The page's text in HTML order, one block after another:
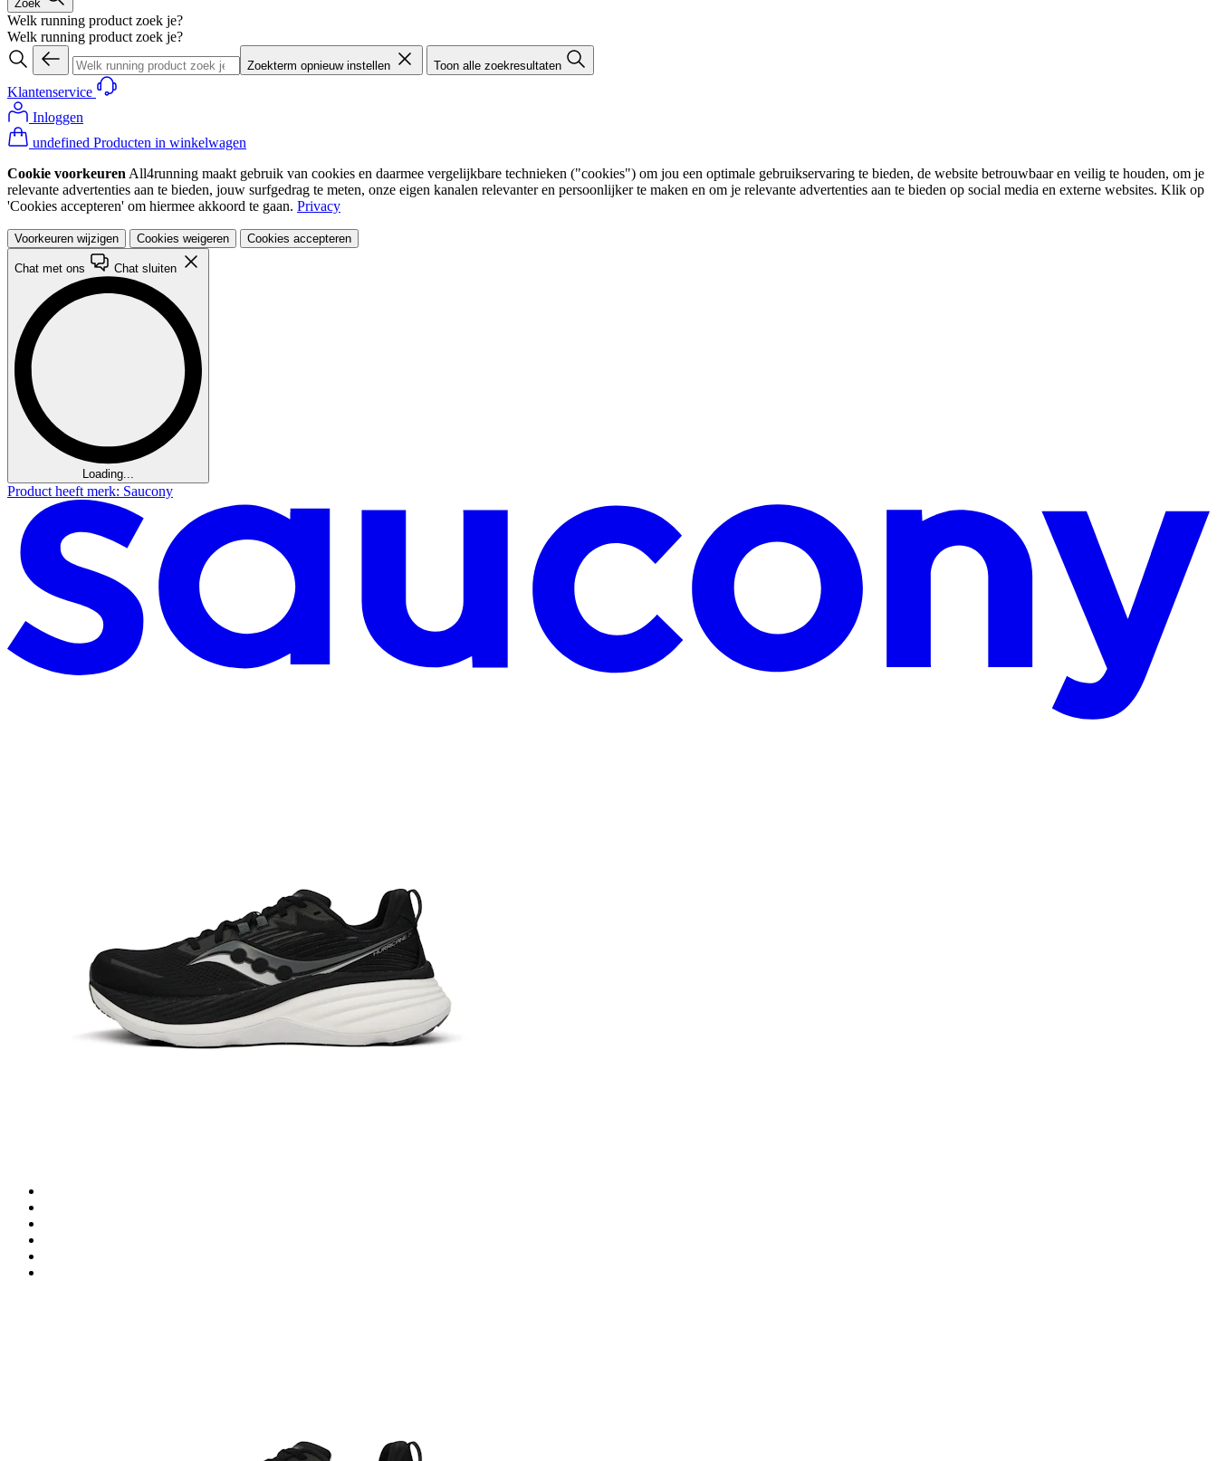
Zoek
Welk running product zoek je?
Welk running product zoek je?
Zoekterm opnieuw instellen Toon alle zoekresultaten
Klantenservice
Inloggen
undefined Producten in winkelwagen
Cookie voorkeuren All4running maakt gebruik van cookies en daarmee vergelijkbare technieken ("cookies") om jou een optimale gebruikservaring te bieden, de website betrouwbaar en veilig te houden, om je
relevante advertenties aan te bieden, jouw surfgedrag te meten, onze eigen kanalen relevanter en persoonlijker te maken en om je relevante advertenties aan te bieden op social media en externe websites. Klik op
'Cookies accepteren' om hiermee akkoord te gaan. Privacy
Voorkeuren wijzigen Cookies weigeren Cookies accepteren
Chat met ons Chat sluiten
Loading...
Product heeft merk: Saucony